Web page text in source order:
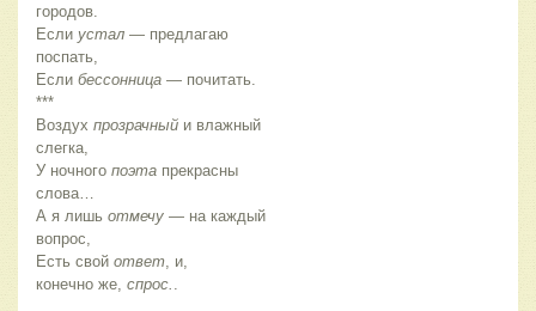
городов.
Если устал — предлагаю
поспать,
Если бессонница — почитать.
***
Воздух прозрачный и влажный
слегка,
У ночного поэта прекрасны
слова…
А я лишь отмечу — на каждый
вопрос,
Есть свой ответ, и,
конечно же, спрос. .